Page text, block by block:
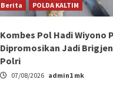
Berita POLDA KALTIM
Kombes Pol Hadi Wiyono
Dipromosikan Jadi
Polri
07/08/2026 admin1 mk